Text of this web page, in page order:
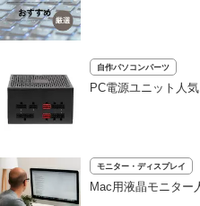
自作パソコンパーツ
PC電源ユニット人
モニター・ディスプレイ
Mac用液晶モニター